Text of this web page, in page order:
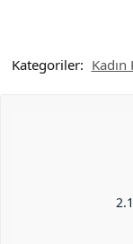
Kategoriler: Kadın